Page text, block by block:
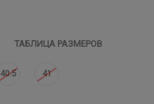
ТАБЛИЦА РАЗМЕРОВ
40.5 41